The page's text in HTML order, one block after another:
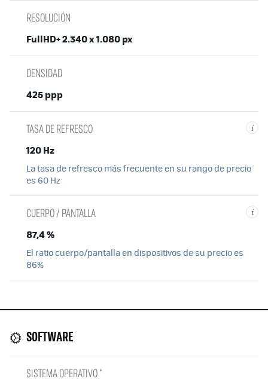
RESOLUCIÓN
FullHD+ 2.340 x 1.080 px
DENSIDAD
425 ppp
i
TASA DE REFRESCO
120 Hz
La tasa de refresco más frecuente en su rango de precio
es 60 Hz
i
CUERPO / PANTALLA
87,4 %
El ratio cuerpo/pantalla en dispositivos de su precio es
86%
SOFTWARE
SISTEMA OPERATIVO *